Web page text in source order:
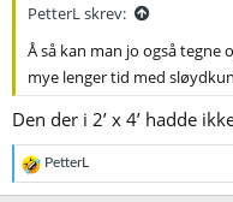
PetterL skrev:
Å så kan man jo også
mye lenger tid med
Den der i 2’ x 4’ hadde
R
e
PetterL